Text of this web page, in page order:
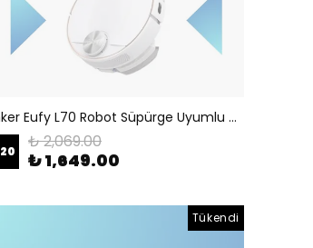
Anker Eufy L70 Robot Süpürge Uyumlu Yan Fırça Motoru T2190
20 ₺ 2,069.00
₺ 1,649.00
Tükendi